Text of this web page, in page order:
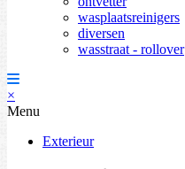
wasplaatsreinigers
diversen
wasstraat - rollover
×
Menu
Exterieur